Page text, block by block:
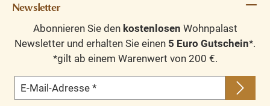
Newsletter
Abonnieren Sie den kostenlosen Wohnpalast
Newsletter und erhalten Sie einen 5 Euro Gutschein*.
*gilt ab einem Warenwert von 200 €.
E-Mail-Adresse *